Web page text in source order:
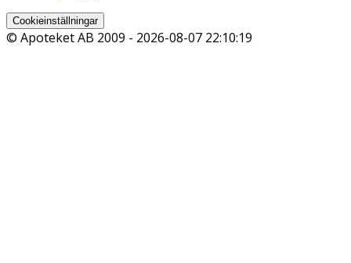
Cookieinställningar
© Apoteket AB 2009 - 2026-08-07 22:10:19